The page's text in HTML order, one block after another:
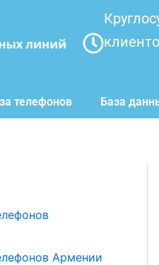
телефонов База
Армении